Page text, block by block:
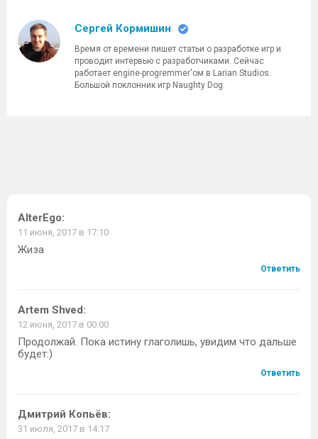
Сергей Кормишин
Время от времени пишет статьи о разработке игр и
проводит интервью с разработчиками. Сейчас
работает engine-progremmer'ом в Larian Studios.
Большой поклонник игр Naughty Dog.
AlterEgo:
11 июня, 2017 в 17:10
Жиза
Ответить
Artem Shved :
12 июня, 2017 в 00:00
Продолжай. Пока истину глаголишь, увидим что дальше
будет:)
Ответить
Дмитрий Копьёв:
31 июля, 2017 в 14:17